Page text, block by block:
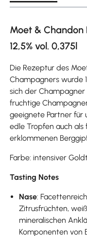
Moet &
12,5% vol. 0,375l
Die Rezeptur des
Champagners wurde
sich der Champagner
fruchtige
geeignete Partner für
edle Tropfen auch als
erklommenen
Farbe: intensiver
Tasting Notes
Nase:
Zitrusfrüchten,
mineralischen
Komponenten von